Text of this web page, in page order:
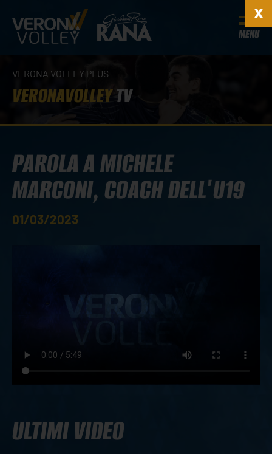
MENU
VERONA VOLLEY PLUS
VERONAVOLLEYTV
PAROLA A MICHELE
MARCONI, COACH DELL'U19
01/03/2023
ULTIMI VIDEO